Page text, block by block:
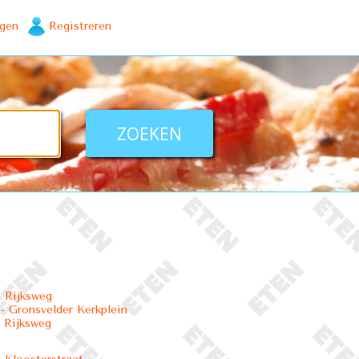
Registreren
Rijksweg
Gronsvelder Kerkplein
Rijksweg